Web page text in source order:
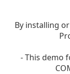
By installing
- This demo